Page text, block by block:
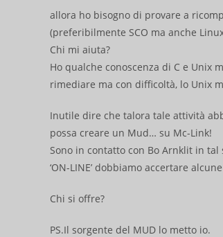
allora ho bisogno di provare a
(preferibilmente SCO ma anche
Chi mi aiuta?
Ho qualche conoscenza di C e Unix
rimediare ma con difficoltà, lo Unix
Inutile dire che talora tale attività
possa creare un Mud… su Mc-Link!
Sono in contatto con Bo Arnklit in
‘ON-LINE’ dobbiamo accertare
Chi si offre?
PS.Il sorgente del MUD lo metto io.